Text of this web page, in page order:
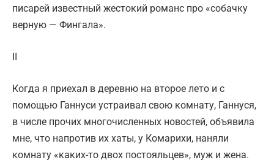
писарей известный жестокий романс про «собачку
верную — Фингала».
II
Когда я приехал в деревню на второе лето и с
помощью Ганнуси устраивал свою комнату, Ганнуся,
в числе прочих многочисленных новостей, объявила
мне, что напротив их хаты, у Комарихи, наняли
комнату «каких-то двох постояльцев», муж и жена.